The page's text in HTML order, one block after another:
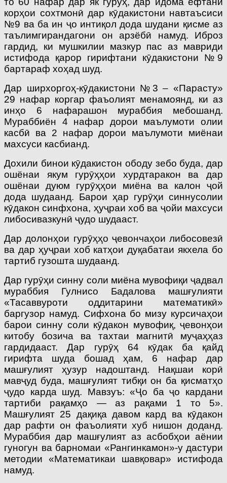
корҳои сохтмонӣ дар кӯдакистони навтаъсиси
№9 ва ба ин ҷо интиқол дода шудани қисме аз
таълимгирандагони он арзёбӣ намуд. Иброз
гардид, ки мушкилии мазкур пас аз мавриди
истифода қарор гирифтани кӯдакистони №9
бартараф хоҳад шуд.
Дар ширхоргоҳ-кӯдакистони №3 – «Парасту»
29 нафар коргар фаъолият менамоянд, ки аз
инҳо 6 нафарашон мураббия мебошанд.
Мураббиён 4 нафар дорои маълумоти олии
касбӣ ва 2 нафар дорои маълумоти миёнаи
махсуси касбианд.
Дохили бинои кӯдакистон ободу зебо буда, дар
ошёнаи якум гурӯҳҳои хурдтаракон ва дар
ошёнаи дуюм гурӯҳҳои миёна ва калон ҷой
дода шудаанд. Барои ҳар гурӯҳи синнусолии
кӯдакон синфхона, ҳуҷраи хоб ва ҷойи махсуси
либосивазкунӣ ҷудо шудааст.
Дар долонҳои гурӯҳҳо ҷевончаҳои либосовезӣ
ва дар ҳуҷраи хоб катҳои дуқабатаи якхела бо
тартиб гузошта шудаанд.
Дар гурӯҳи синну соли миёна мувофиқи ҷадвал
мураббия Гулнисо Бадалова машғулияти
«Тасаввуроти оддитарини математикӣ»
баргузор намуд. Сифхона бо мизу курсичаҳои
барои синну соли кӯдакон мувофиқ, ҷевонҳои
китобу бозича ва тахтаи магнитӣ муҷаҳҳаз
гардидааст. Дар гурӯҳ 64 кӯдак ба қайд
гирифта шуда бошад ҳам, 6 нафар дар
машғулият ҳузур надоштанд. Нақшаи корӣ
мавҷуд буда, машғулият тибқи он ба қисматҳо
ҷудо карда шуд. Мавзуъ: «Ҷо ба ҷо кардани
тартиби рақамҳо — аз рақами 1 то 5».
Машғулият 25 дақиқа давом кард ва кӯдакон
дар рафти он фаъолияти хуб нишон доданд.
Мураббия дар машғулият аз асбобҳои аёнии
гуногун ва барномаи «Рангинкамон»-у дастури
методии «Математикаи шавқовар» истифода
намуд.